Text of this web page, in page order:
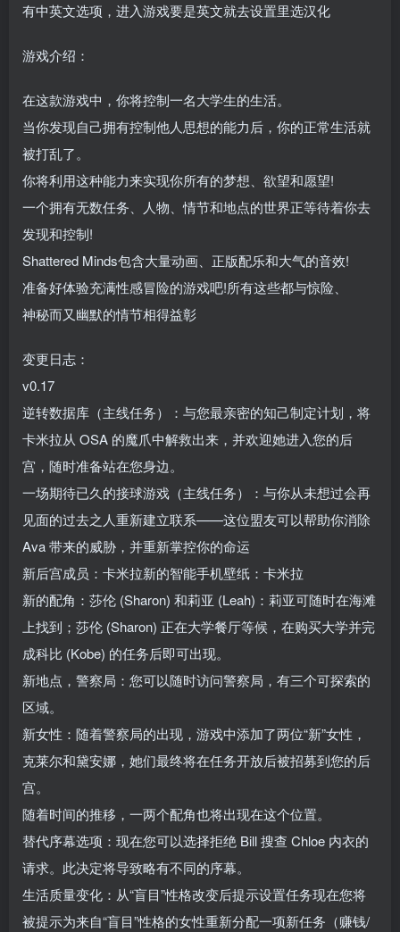
有中英文选项，进入游戏要是英文就去设置里选汉化
游戏介绍：
在这款游戏中，你将控制一名大学生的生活。
当你发现自己拥有控制他人思想的能力后，你的正常生活就
被打乱了。
你将利用这种能力来实现你所有的梦想、欲望和愿望!
一个拥有无数任务、人物、情节和地点的世界正等待着你去
发现和控制!
Shattered Minds包含大量动画、正版配乐和大气的音效!
准备好体验充满性感冒险的游戏吧!所有这些都与惊险、
神秘而又幽默的情节相得益彰
变更日志：
v0.17
逆转数据库（主线任务）：与您最亲密的知己制定计划，将
卡米拉从 OSA 的魔爪中解救出来，并欢迎她进入您的后
宫，随时准备站在您身边。
一场期待已久的接球游戏（主线任务）：与你从未想过会再
见面的过去之人重新建立联系——这位盟友可以帮助你消除
Ava 带来的威胁，并重新掌控你的命运
新后宫成员：卡米拉新的智能手机壁纸：卡米拉
新的配角：莎伦 (Sharon) 和莉亚 (Leah)：莉亚可随时在海滩
上找到；莎伦 (Sharon) 正在大学餐厅等候，在购买大学并完
成科比 (Kobe) 的任务后即可出现。
新地点，警察局：您可以随时访问警察局，有三个可探索的
区域。
新女性：随着警察局的出现，游戏中添加了两位“新”女性，
克莱尔和黛安娜，她们最终将在任务开放后被招募到您的后
宫。
随着时间的推移，一两个配角也将出现在这个位置。
替代序幕选项：现在您可以选择拒绝 Bill 搜查 Chloe 内衣的
请求。此决定将导致略有不同的序幕。
生活质量变化：从“盲目”性格改变后提示设置任务现在您将
被提示为来自“盲目”性格的女性重新分配一项新任务（赚钱/